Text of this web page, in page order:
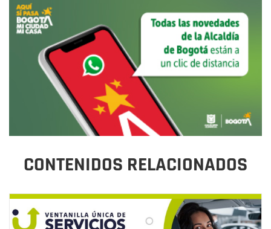
CONTENIDOS RELACIONADOS